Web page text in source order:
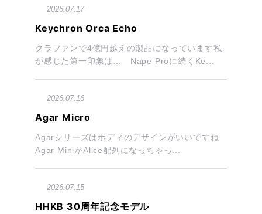
2026.07.17
Keychron Orca Echo
クラファンで4億円越えの製品になっています私
が感じた第一印象は… Nape Proに続くKe...
2026.07.16
Agar Micro
Agarシリーズはボディのデザインがいいですね
Agar MiniがAlice配列になっちゃっ...
2026.07.15
HHKB 30周年記念モデル